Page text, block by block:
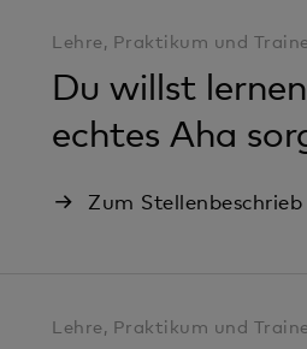
Lehre, Praktikum und
Du willst
echtes Aha
Zum Stellenbeschrieb
Lehre, Praktikum und